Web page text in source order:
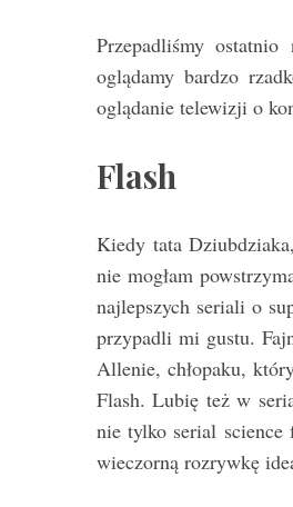
Przepadliśmy
oglądamy bardzo
oglądanie telewizji o
Flash
Kiedy tata
nie mogłam
najlepszych seriali o
przypadli mi gustu.
Allenie, chłopaku,
Flash. Lubię też w
nie tylko serial
wieczorną rozrywkę
e
a
r
c